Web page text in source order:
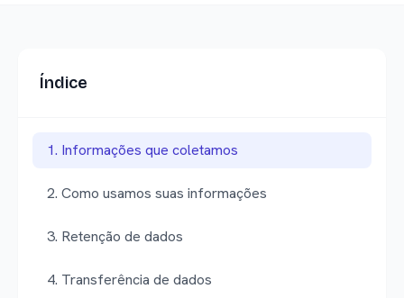
Índice
1. Informações que coletamos
2. Como usamos suas informações
3. Retenção de dados
4. Transferência de dados